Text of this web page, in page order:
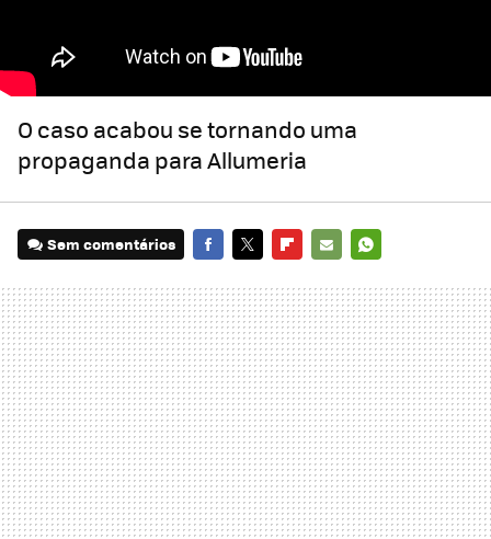
O caso acabou se tornando uma
propaganda para Allumeria
Sem comentários
MAIL